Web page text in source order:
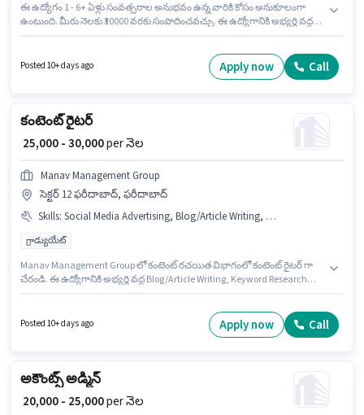
ఈ ఉద్యోగం 1 - 6+ ఏళ్లు సంవత్సరాల అనుభవం ఉన్న వారికి కోసం అనుకూలంగా
ఉంటుంది. మీరు నెలకు ₹30000 వరకు సంపాదించవచ్చు. ఈ ఉద్యోగానికి అభ్యర్థి వద్ద
ఉద్యోగం సెక్టర్ 27 ఫరీదాబాద్, ఫరీదాబాద్ లో ఉంది. Manav Management Group
Posted 10+ days ago Apply now Call
కంటెంట్ రైటర్
₹ 25,000 - 30,000per నెల
Manav Management Group
సెక్టర్ 12 ఫరీదాబాద్, ఫరీదాబాద్
Skills: Social Media Advertising, Blog/Article Writing, Product Description, Keyword Research Tools
గ్రాడ్యుయేట్
Manav Management Group లో కంటెంట్ రచయిత విభాగంలో కంటెంట్ రైటర్ గా
చేరండి. ఈ ఉద్యోగానికి అభ్యర్థి వద్ద Blog/Article Writing, Keyword Research
ఉంది. ఈ ఉద్యోగం 2 - 6+ ఏళ్లు సంవత్సరాల అనుభవం ఉన్న వారికి కోసం
అనుకూలంగా ఉంటుంది. మీరు నెలకు ₹30000 వరకు సంపాదించవచ్చు.
Posted 10+ days ago Apply now Call
అకౌంట్స్ అడ్మిన్
₹ 20,000 - 25,000per నెల